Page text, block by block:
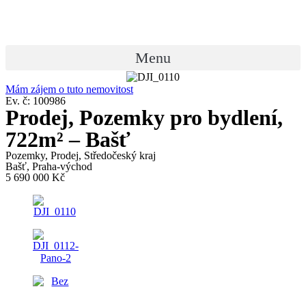
Menu
Mám zájem o tuto nemovitost
Ev. č: 100986
Prodej, Pozemky pro bydlení,
722m² – Bašť
Pozemky, Prodej, Středočeský kraj
Bašť, Praha-východ
5 690 000 Kč